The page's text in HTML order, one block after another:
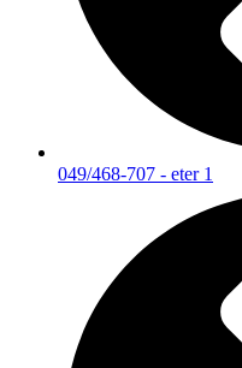
049/468-707 - eter 1